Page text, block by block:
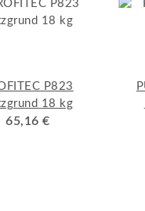
P823
Putzgrund 18 kg
65,16 €